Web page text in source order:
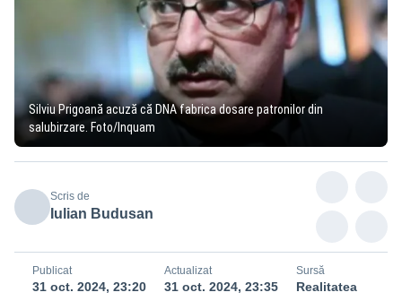
Silviu Prigoană acuză că DNA fabrica dosare patronilor din
salubirzare. Foto/Inquam
Scris de
Iulian Budusan
Publicat
31 oct. 2024, 23:20
Actualizat
31 oct. 2024, 23:35
Sursă
Realitatea